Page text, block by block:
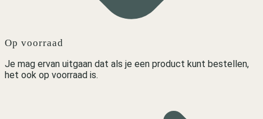
Op voorraad
Je mag ervan uitgaan dat als je een product kunt bestellen,
het ook op voorraad is.